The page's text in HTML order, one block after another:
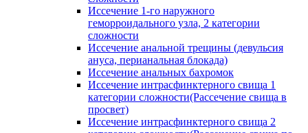
Иссечение 1-го наружного
геморроидального узла, 2 категории
сложности
Иссечение анальной трещины (девульсия
ануса, перианальная блокада)
Иссечение анальных бахромок
Иссечение интрасфинктерного свища 1
категории сложности(Рассечение свища в
просвет)
Иссечение интрасфинктерного свища 2